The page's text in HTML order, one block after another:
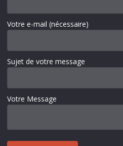
Votre e-mail (nécessaire)
Sujet de votre message
Votre Message